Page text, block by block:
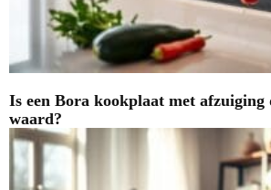
Is een Bora kookplaat met afzuiging
waard?